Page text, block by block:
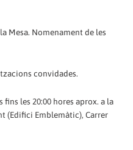
Mesa. Nomenament de les
convidades.
fins les 20:00 hores aprox. a la
(Edifici Emblemàtic), Carrer